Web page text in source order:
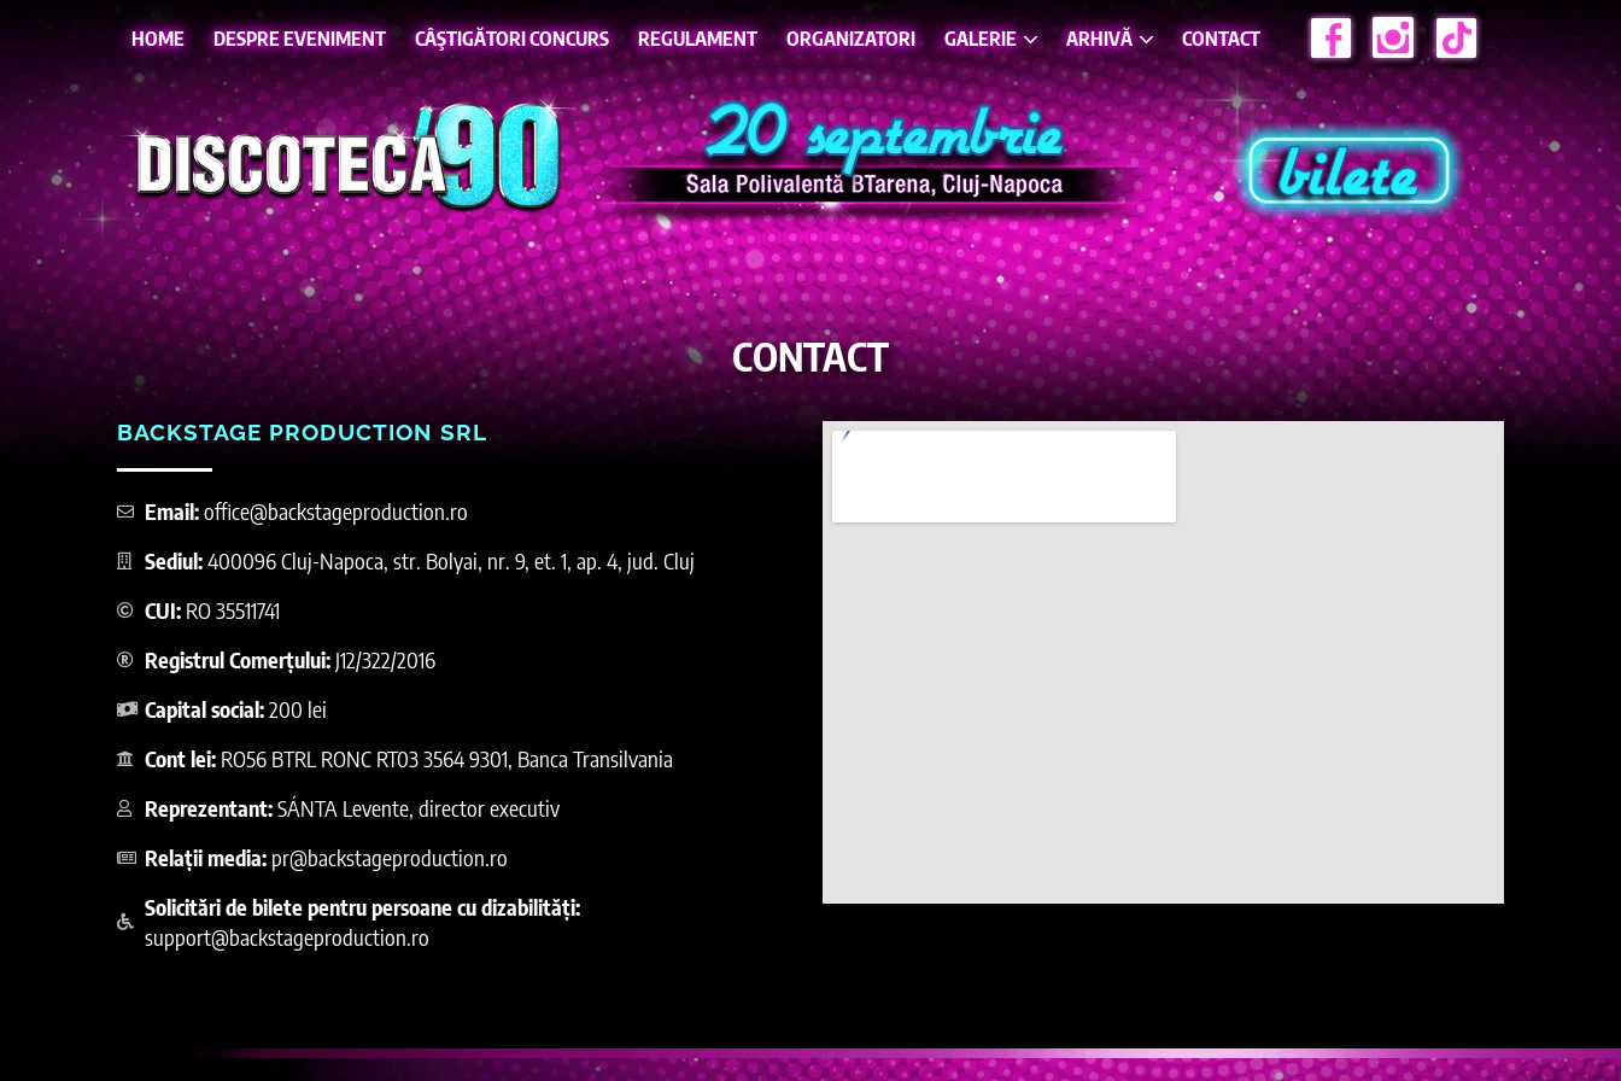
HOME DESPRE EVENIMENT CÂŞTIGĂTORI CONCURS REGULAMENT ORGANIZATORI GALERIE ARHIVĂ CONTACT
CONTACT
BACKSTAGE PRODUCTION SRL
Email:office@backstageproduction.ro
Sediul:400096 Cluj-Napoca, str. Bolyai, nr. 9, et. 1, ap. 4, jud. Cluj
CUI:RO 35511741
Registrul Comerțului:J12/322/2016
Capital social:200 lei
Cont lei:RO56 BTRL RONC RT03 3564 9301, Banca Transilvania
Reprezentant:SÁNTA Levente, director executiv
Relații media:pr@backstageproduction.ro
Solicitări de bilete pentru persoane cu dizabilități:
support@backstageproduction.ro